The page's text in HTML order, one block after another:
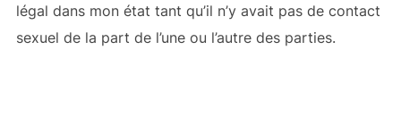
légal dans mon état tant qu’il n’y avait pas de contact
sexuel de la part de l’une ou l’autre des parties.